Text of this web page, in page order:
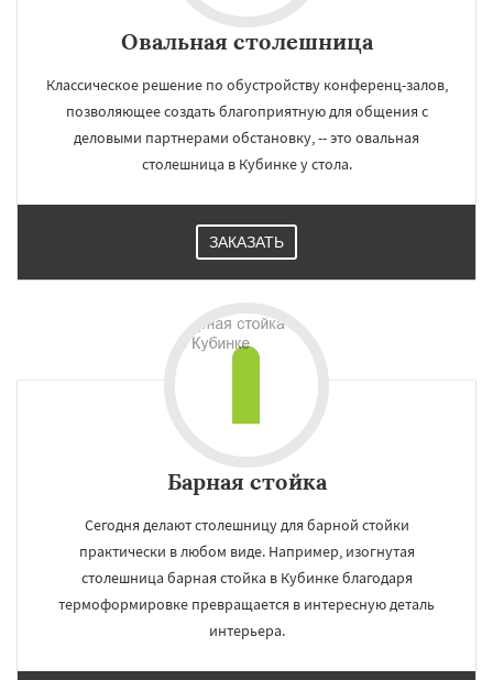
Овальная столешница
Классическое решение по обустройству конференц-залов,
позволяющее создать благоприятную для общения с
деловыми партнерами обстановку, -- это овальная
столешница в Кубинке у стола.
ЗАКАЗАТЬ
Барная стойка
Сегодня делают столешницу для барной стойки
практически в любом виде. Например, изогнутая
столешница барная стойка в Кубинке благодаря
термоформировке превращается в интересную деталь
интерьера.